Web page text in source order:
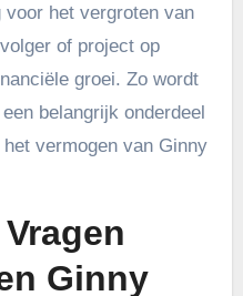
het vergroten van
of project op
groei. Zo wordt
belangrijk onderdeel
vermogen van Ginny
Ginny